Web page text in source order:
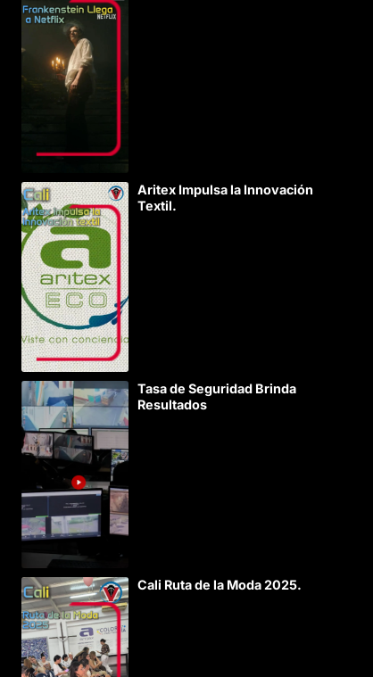
Aritex Impulsa la Innovación
Textil.
Tasa de Seguridad Brinda
Resultados
Cali Ruta de la Moda 2025.